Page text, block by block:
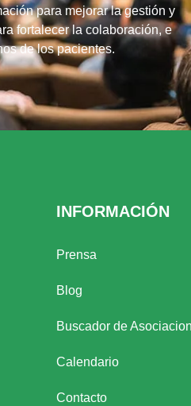
para mejorar la gestión y
fortalecer la colaboración, e
de los pacientes.
INFORMACIÓN
Prensa
Blog
Buscador de
Calendario
Contacto